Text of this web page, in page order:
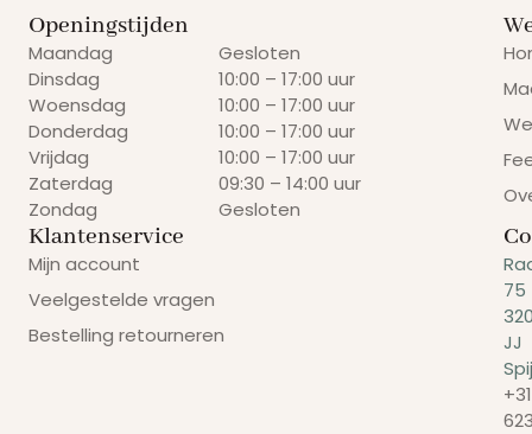
Openingstijden
Maandag
Dinsdag
Woensdag
Donderdag
Vrijdag
Zaterdag
Zondag
Gesloten
10:00 – 17:00 uur
10:00 – 17:00 uur
10:00 – 17:00 uur
10:00 – 17:00 uur
09:30 – 14:00 uur
Gesloten
Klantenservice
Mijn account
Veelgestelde vragen
Bestelling retourneren
75
JJ